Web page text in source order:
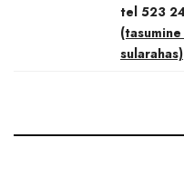
tel 523
sularahas)